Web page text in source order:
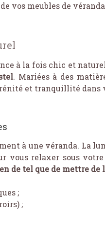
vos meubles de
à la fois chic et
. Mariées à des
et tranquillité dans
à une véranda. La
vous relaxer sous
de tel que de mettre de
;
;